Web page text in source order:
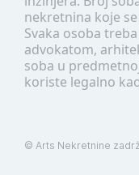
nekretnina koje
Svaka osoba
advokatom,
soba u
koriste legalno
© Arts Nekretnine